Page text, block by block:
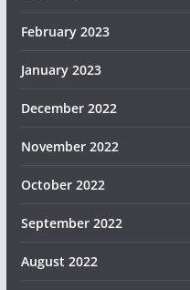
February 2023
January 2023
December 2022
November 2022
October 2022
September 2022
August 2022